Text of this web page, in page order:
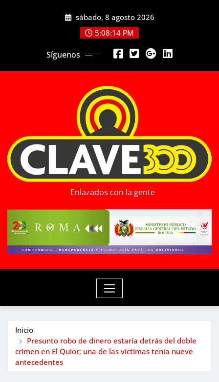
sábado, 8 agosto 2026
5:08:15 PM
Síguenos
Enlazados con la gente
Inicio
Presunto robo de dinero estaría detrás del doble
crimen en El Quior; una de las víctimas tenía nueve
antecedentes